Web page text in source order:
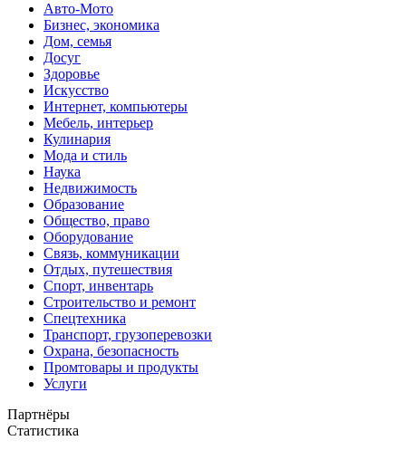
Авто-Мото
Бизнес, экономика
Дом, семья
Досуг
Здоровье
Искусство
Интернет, компьютеры
Мебель, интерьер
Кулинария
Мода и стиль
Наука
Недвижимость
Образование
Общество, право
Оборудование
Связь, коммуникации
Отдых, путешествия
Спорт, инвентарь
Строительство и ремонт
Спецтехника
Транспорт, грузоперевозки
Охрана, безопасность
Промтовары и продукты
Услуги
Партнёры
Статистика